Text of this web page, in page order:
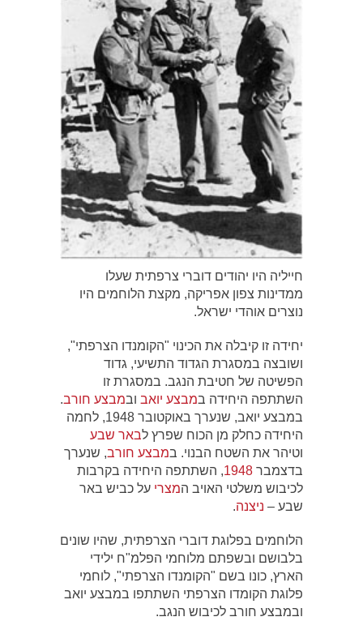
חייליה היו יהודים דוברי צרפתית שעלו
ממדינות צפון אפריקה, מקצת הלוחמים היו
נוצרים אוהדי ישראל.
יחידה זו קיבלה את הכינוי "הקומנדו הצרפתי",
ושובצה במסגרת הגדוד התשיעי, גדוד
הפשיטה של חטיבת הנגב. במסגרת זו
השתתפה היחידה במבצע יואב ובמבצע חורב.
במבצע יואב, שנערך באוקטובר 1948, לחמה
היחידה כחלק מן הכוח שפרץ לבאר שבע
וטיהר את השטח הבנוי. במבצע חורב, שנערך
בדצמבר 1948, השתתפה היחידה בקרבות
לכיבוש משלטי האויב המצרי על כביש באר
שבע – ניצנה.
הלוחמים בפלוגת דוברי הצרפתית, שהיו שונים
בלבושם ובשפתם מלוחמי הפלמ"ח ילידי
הארץ, כונו בשם "הקומנדו הצרפתי", לוחמי
פלוגת הקומדו הצרפתי השתתפו במבצע יואב
ובמבצע חורב לכיבוש הנגב.